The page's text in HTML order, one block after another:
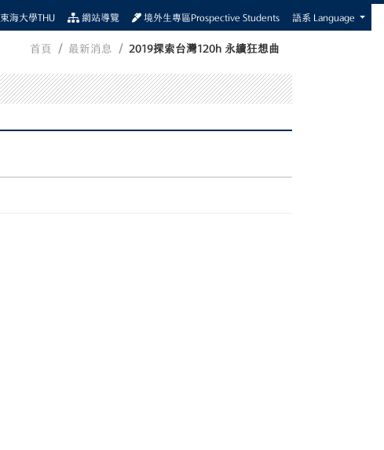
東海大學THU 網站導覽 境外生專區Prospective Students 語系 Language
首頁 最新消息 2019探索台灣120h 永續狂想曲